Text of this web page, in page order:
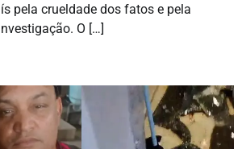
pela crueldade dos fatos e pela
O […]